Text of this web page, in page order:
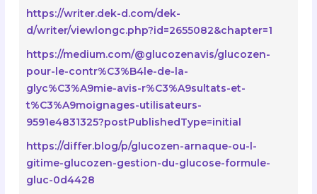
https://writer.dek-d.com/dek-
d/writer/viewlongc.php?id=2655082&chapter=1
https://medium.com/@glucozenavis/glucozen-
pour-le-contr%C3%B4le-de-la-
glyc%C3%A9mie-avis-r%C3%A9sultats-et-
t%C3%A9moignages-utilisateurs-
9591e4831325?postPublishedType=initial
https://differ.blog/p/glucozen-arnaque-ou-l-
gitime-glucozen-gestion-du-glucose-formule-
gluc-0d4428